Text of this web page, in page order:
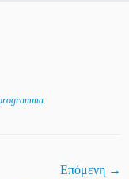
.
Επόμενη →